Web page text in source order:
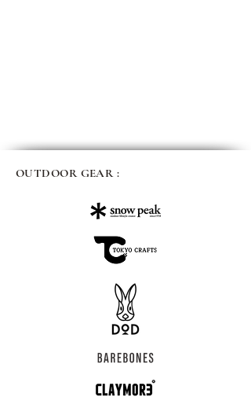
OUTDOOR GEAR :